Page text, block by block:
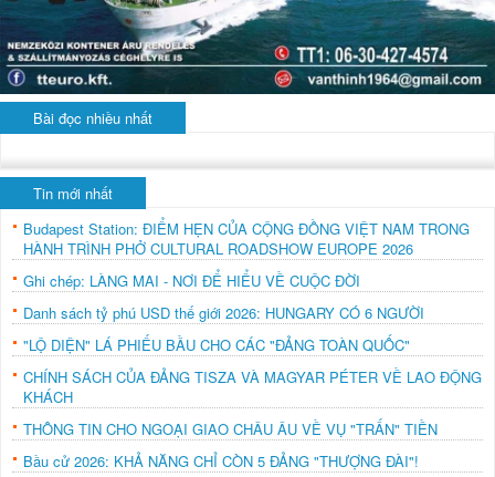
Bài đọc nhiều nhất
Tin mới nhất
Budapest Station: ĐIỂM HẸN CỦA CỘNG ĐỒNG VIỆT NAM TRONG
HÀNH TRÌNH PHỞ CULTURAL ROADSHOW EUROPE 2026
Ghi chép: LÀNG MAI - NƠI ĐỂ HIỂU VỀ CUỘC ĐỜI
Danh sách tỷ phú USD thế giới 2026: HUNGARY CÓ 6 NGƯỜI
"LỘ DIỆN" LÁ PHIẾU BẦU CHO CÁC "ĐẢNG TOÀN QUỐC"
CHÍNH SÁCH CỦA ĐẢNG TISZA VÀ MAGYAR PÉTER VỀ LAO ĐỘNG
KHÁCH
THÔNG TIN CHO NGOẠI GIAO CHÂU ÂU VỀ VỤ "TRẤN" TIỀN
Bầu cử 2026: KHẢ NĂNG CHỈ CÒN 5 ĐẢNG "THƯỢNG ĐÀI"!